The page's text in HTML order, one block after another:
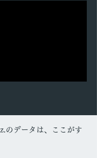
のデータは、ここがす